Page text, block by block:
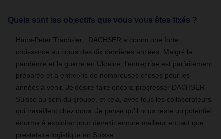
Quels sont les objectifs que vous vous êtes fixés ?
Hans-Peter Trachsler : DACHSER a connu une forte
croissance au cours des dix dernières années. Malgré la
pandémie et la guerre en Ukraine, l’entreprise est parfaitement
préparée et a entrepris de nombreuses choses pour les
années à venir. Je désire faire encore progresser DACHSER
Suisse au sein du groupe, et cela, avec tous les collaborateurs
qui travaillent chez nous. Je pense qu’il nous reste un potentiel
énorme à exploiter pour devenir encore meilleur en tant que
prestataire logistique en Suisse.